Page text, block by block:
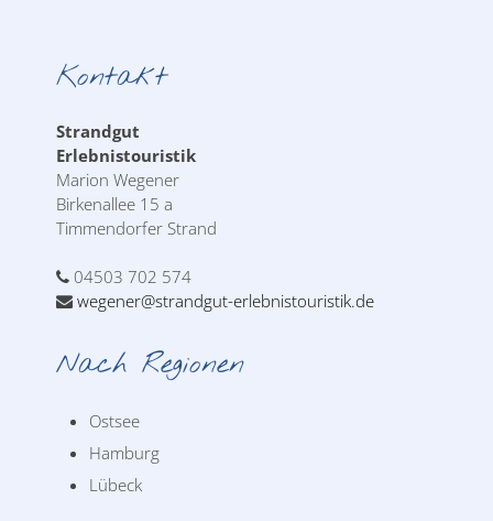
Kontakt
Strandgut
Erlebnistouristik
Marion Wegener
Birkenallee 15 a
Timmendorfer Strand
04503 702 574
wegener@strandgut-erlebnistouristik.de
Nach Regionen
Ostsee
Hamburg
Lübeck